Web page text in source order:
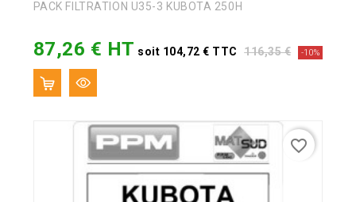
PACK FILTRATION U35-3 KUBOTA 250H
87,26 € HT soit 104,72 € TTC
Prix
116,35 € Prix
-10%
favorite_border